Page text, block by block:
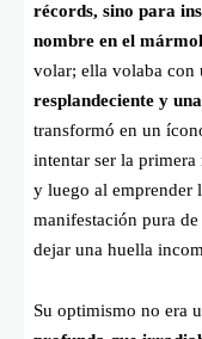
récords, sino para
nombre en el
volar; ella volaba con
resplandeciente y
transformó en un
intentar ser la
y luego al emprender
manifestación pura
dejar una huella
Su optimismo no era